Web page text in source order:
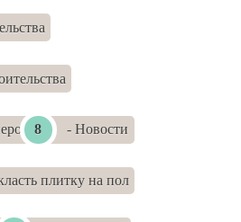
- Новости
плитку на пол